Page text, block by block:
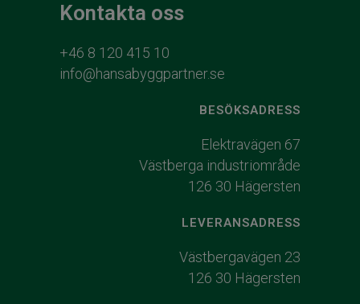
Kontakta oss
+46 8 120 415 10
info@hansabyggpartner.se
BESÖKSADRESS
Elektravägen 67
Västberga industriområde
126 30 Hägersten
LEVERANSADRESS
Västbergavägen 23
126 30 Hägersten